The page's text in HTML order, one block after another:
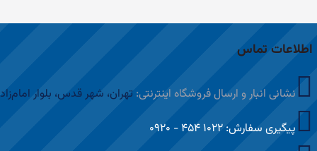
اطلاعات تماس
نشانی انبار و ارسال فروشگاه اینترنتی: تهران، شهر قدس، بلوار
پیگیری سفارش: ۱۰۲۲ ۴۵۴ - ۰۹۲۰